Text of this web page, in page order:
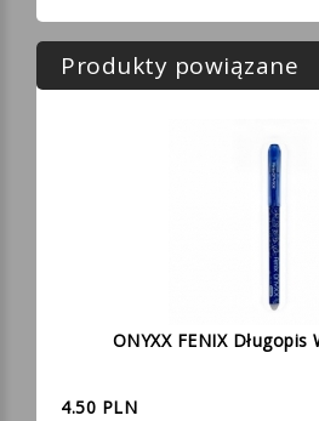
Produkty powiązane
ONYXX FENIX Długopis
4.50 PLN